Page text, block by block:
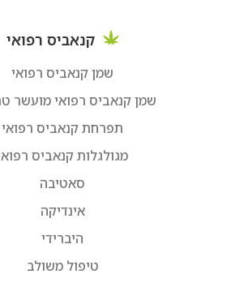
קנאביס רפואי
שמן קנאביס רפואי
שמן קנאביס רפואי מועשר
תפרחת קנאביס רפואי
מגולגלות קנאביס רפואי
סאטיבה
אינדיקה
היברידי
טיפול משולב